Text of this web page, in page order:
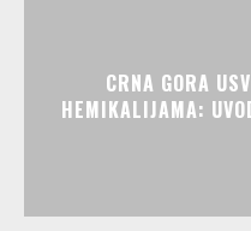
CRNA GORA
HEMIKALIJAMA: